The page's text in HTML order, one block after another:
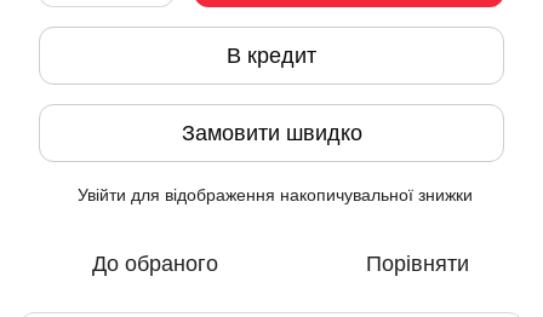
В кредит
Замовити швидко
Увійти для відображення накопичувальної знижки
До обраного Порівняти